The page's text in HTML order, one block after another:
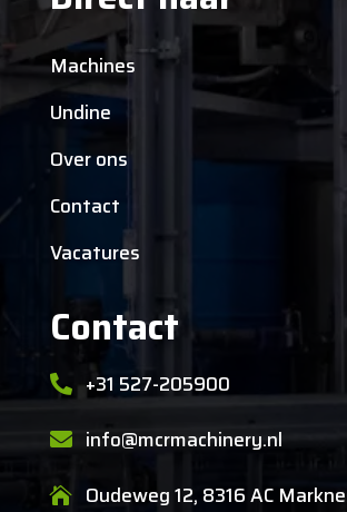
Machines
Undine
Over ons
Contact
Vacatures
Contact
 +31 527-205900
 info@mcrmachinery.nl
 Oudeweg 12, 8316 AC